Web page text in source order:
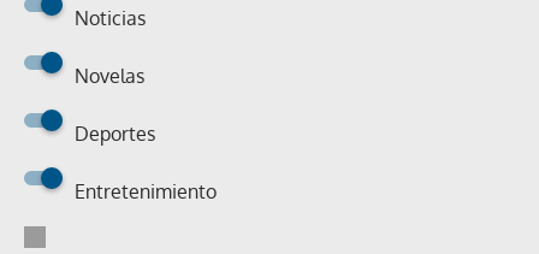
Noticias
Novelas
Deportes
Entretenimiento